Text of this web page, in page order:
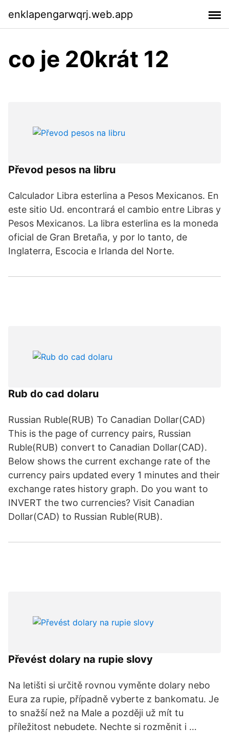
enklapengarwqrj.web.app
co je 20krát 12
Převod pesos na libru
Calculador Libra esterlina a Pesos Mexicanos. En
este sitio Ud. encontrará el cambio entre Libras y
Pesos Mexicanos. La libra esterlina es la moneda
oficial de Gran Bretaña, y por lo tanto, de
Inglaterra, Escocia e Irlanda del Norte.
Rub do cad dolaru
Russian Ruble(RUB) To Canadian Dollar(CAD)
This is the page of currency pairs, Russian
Ruble(RUB) convert to Canadian Dollar(CAD).
Below shows the current exchange rate of the
currency pairs updated every 1 minutes and their
exchange rates history graph. Do you want to
INVERT the two currencies? Visit Canadian
Dollar(CAD) to Russian Ruble(RUB).
Převést dolary na rupie slovy
Na letišti si určitě rovnou vyměnte dolary nebo
Eura za rupie, případně vyberte z bankomatu. Je
to snažší než na Male a později už mít tu
příležitost nebudete. Nechte si rozměnit i …